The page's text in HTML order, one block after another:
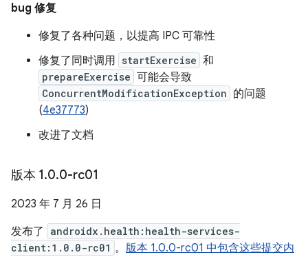
bug 修复
修复了各种问题，以提高 IPC 可靠性
修复了同时调用 startExercise 和
prepareExercise 可能会导致
ConcurrentModificationException 的问题
(4e37773)
改进了文档
版本 1.0.0-rc01
2023 年 7 月 26 日
发布了
androidx.health:health-services-
client:1.0.0-rc01 。 版本 1.0.0-rc01 中包含这些提交内